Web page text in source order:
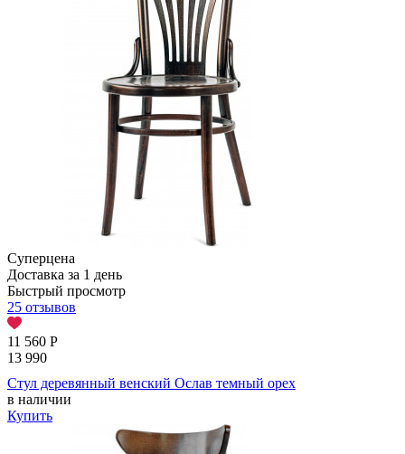
Суперцена
Доставка за 1 день
Быстрый просмотр
25 отзывов
11 560 Р
13 990
Стул деревянный венский Ослав темный орех
в наличии
Купить